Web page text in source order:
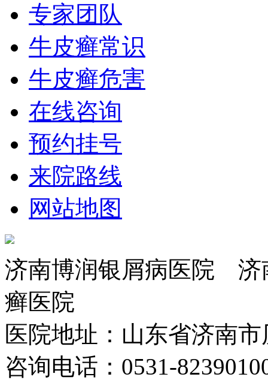
专家团队
牛皮癣常识
牛皮癣危害
在线咨询
预约挂号
来院路线
网站地图
济南博润银屑病医院
癣医院
医院地址：山东省济南
咨询电话：0531-